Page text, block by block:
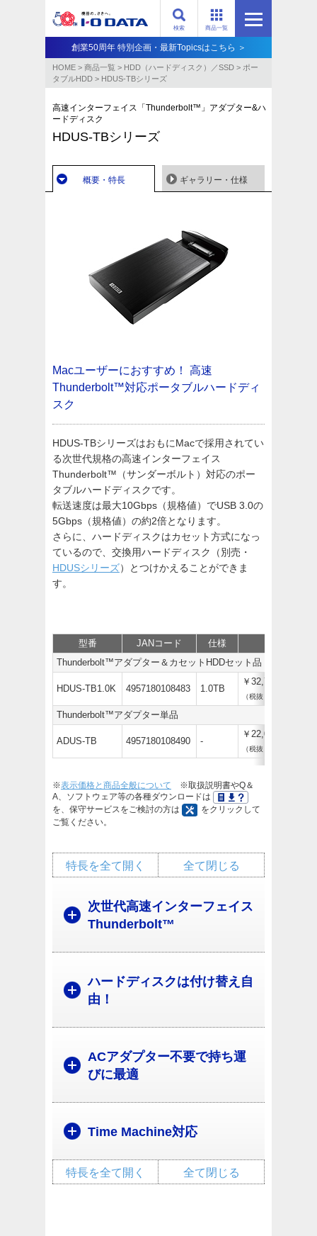
商品一覧
検索
創業50周年 特別企画・最新Topicsはこちら ＞
HOME > 商品一覧 > HDD（ハードディスク）／SSD > ポー
タブルHDD > HDUS-TBシリーズ
高速インターフェイス「Thunderbolt™」アダプター&ハ
ードディスク
HDUS-TBシリーズ
概要・特長 ギャラリー・仕様
Macユーザーにおすすめ！
高速
Thunderbolt™対応ポータブルハードディ
スク
HDUS-TBシリーズはおもにMacで採用されてい
る次世代規格の高速インターフェイス
Thunderbolt™（サンダーボルト）対応のポー
タブルハードディスクです。
転送速度は最大10Gbps（規格値）でUSB 3.0の
5Gbps（規格値）の約2倍となります。
さらに、ハードディスクはカセット方式になっ
ているので、交換用ハードディスク（別売・
HDUSシリーズ）とつけかえることができま
す。
型番 JANコード 仕様
Thunderbolt™アダプター＆カセットHDDセット品
HDUS-TB1.0K 4957180108483 1.0TB
￥32,780
（税抜￥29,800）
Thunderbolt™アダプター単品
ADUS-TB 4957180108490 -
￥22,000
（税抜￥20,000）
※表示価格と商品全般について ※取扱説明書やQ＆
A、ソフトウェア等の各種ダウンロードは
を、保守サービスをご検討の方は
をクリックして
ご覧ください。
全て閉じる
特長を全て開く
次世代高速インターフェイス
Thunderbolt™
ハードディスクは付け替え自
由！
ACアダプター不要で持ち運
びに最適
Time Machine対応
全て閉じる
特長を全て開く